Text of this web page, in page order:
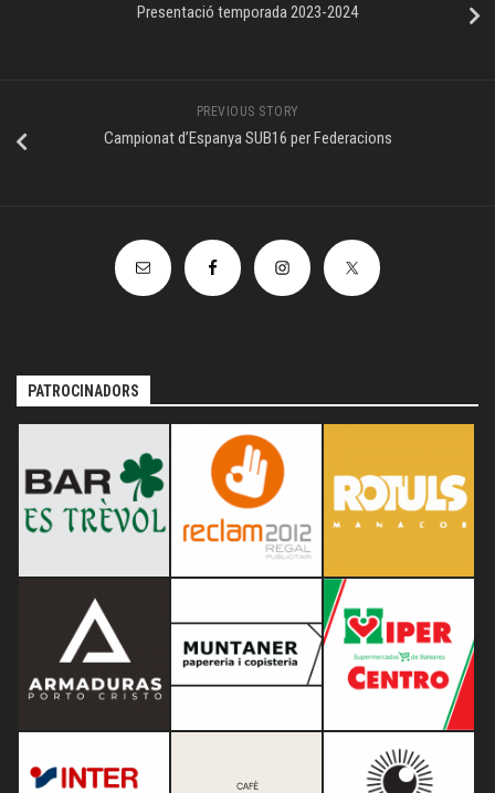
Presentació temporada 2023-2024
PREVIOUS STORY
Campionat d’Espanya SUB16 per Federacions
PATROCINADORS